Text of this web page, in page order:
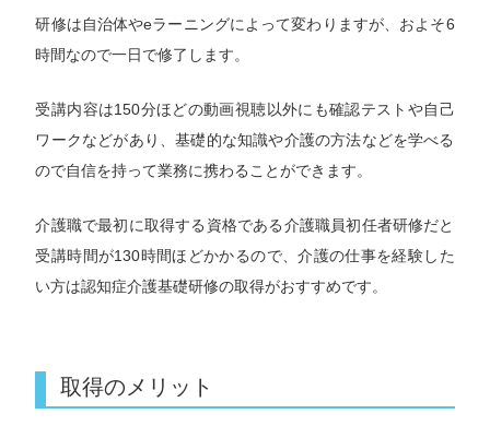
研修は自治体やeラーニングによって変わりますが、およそ6
時間なので一日で修了します。
受講内容は150分ほどの動画視聴以外にも確認テストや自己
ワークなどがあり、基礎的な知識や介護の方法などを学べる
ので自信を持って業務に携わることができます。
介護職で最初に取得する資格である介護職員初任者研修だと
受講時間が130時間ほどかかるので、介護の仕事を経験した
い方は認知症介護基礎研修の取得がおすすめです。
取得のメリット